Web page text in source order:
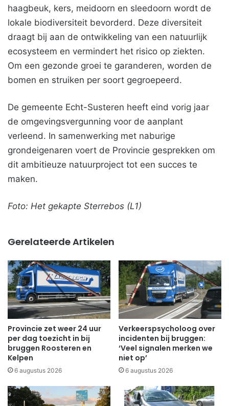
haagbeuk, kers, meidoorn en sleedoorn wordt de
lokale biodiversiteit bevorderd. Deze diversiteit
draagt bij aan de ontwikkeling van een natuurlijk
ecosysteem en vermindert het risico op ziekten.
Om een gezonde groei te garanderen, worden de
bomen en struiken per soort gegroepeerd.
De gemeente Echt-Susteren heeft eind vorig jaar
de omgevingsvergunning voor de aanplant
verleend. In samenwerking met naburige
grondeigenaren voert de Provincie gesprekken om
dit ambitieuze natuurproject tot een succes te
maken.
Foto: Het gekapte Sterrebos (L1)
Gerelateerde Artikelen
Provincie zet weer 24 uur
per dag toezicht in bij
bruggen Roosteren en
Kelpen
6 augustus 2026
Verkeerspsycholoog over
incidenten bij bruggen:
‘Veel signalen merken we
niet op’
6 augustus 2026